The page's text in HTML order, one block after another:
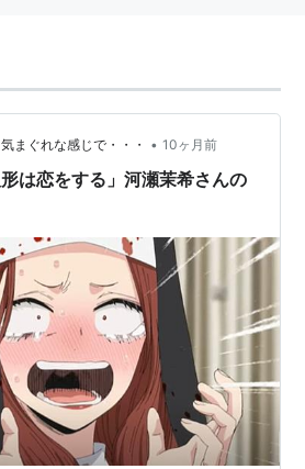
」（星野絵瑠）
（誉切丸）
」（エステラ）
まぐれな感じで・・・ • 10ヶ月前
形は恋をする」河瀬茉希さんの